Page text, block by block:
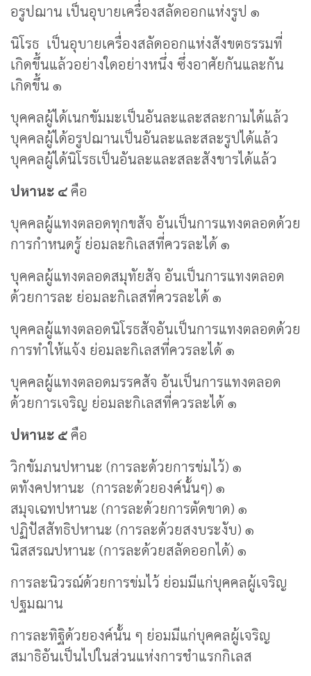
อรูปฌาน เป็นอุบายเครื่องสลัดออกแห่งรูป ๑
นิโรธ เป็นอุบายเครื่องสลัดออกแห่งสังขตธรรมที่
เกิดขึ้นแล้วอย่างใดอย่างหนึ่ง ซึ่งอาศัยกันและกัน
เกิดขึ้น ๑
บุคคลผู้ได้เนกขัมมะเป็นอันละและสละกามได้แล้ว
บุคคลผู้ได้อรูปฌานเป็นอันละและสละรูปได้แล้ว
บุคคลผู้ได้นิโรธเป็นอันละและสละสังขารได้แล้ว
ปหานะ ๔คือ
บุคคลผู้แทงตลอดทุกขสัจ อันเป็นการแทงตลอดด้วย
การกำหนดรู้ ย่อมละกิเลสที่ควรละได้ ๑
บุคคลผู้แทงตลอดสมุทัยสัจ อันเป็นการแทงตลอด
ด้วยการละ ย่อมละกิเลสที่ควรละได้ ๑
บุคคลผู้แทงตลอดนิโรธสัจอันเป็นการแทงตลอดด้วย
การทำให้แจ้ง ย่อมละกิเลสที่ควรละได้ ๑
บุคคลผู้แทงตลอดมรรคสัจ อันเป็นการแทงตลอด
ด้วยการเจริญ ย่อมละกิเลสที่ควรละได้ ๑
ปหานะ ๕คือ
วิกขัมภนปหานะ (การละด้วยการข่มไว้) ๑
ตทังคปหานะ (การละด้วยองค์นั้นๆ) ๑
สมุจเฉทปหานะ (การละด้วยการตัดขาด) ๑
ปฏิปัสสัทธิปหานะ (การละด้วยสงบระงับ) ๑
นิสสรณปหานะ (การละด้วยสลัดออกได้) ๑
การละนิวรณ์ด้วยการข่มไว้ ย่อมมีแก่บุคคลผู้เจริญ
ปฐมฌาน
การละทิฐิด้วยองค์นั้น ๆ ย่อมมีแก่บุคคลผู้เจริญ
สมาธิอันเป็นไปในส่วนแห่งการชำแรกกิเลส